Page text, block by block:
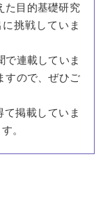
た目的基礎研究
挑戦していま
で連載していま
すので、ぜひご
掲載していま
。